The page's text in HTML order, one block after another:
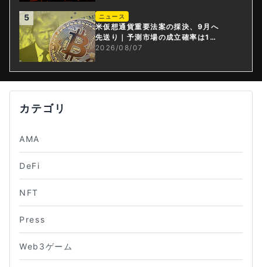
5 ニュース
米仮想通貨重要法案の採決、9月へ
先送り｜予測市場の成立確率は1
4%に
2026/08/07
カテゴリ
AMA
DeFi
NFT
Press
Web3ゲーム